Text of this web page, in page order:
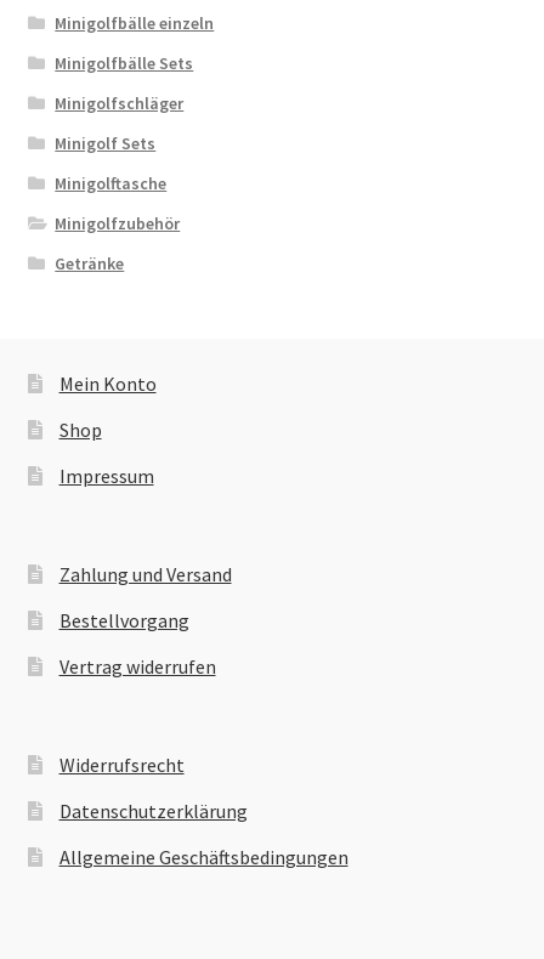
Minigolfbälle einzeln
Minigolfbälle Sets
Minigolfschläger
Minigolf Sets
Minigolftasche
Minigolfzubehör
Getränke
Mein Konto
Shop
Impressum
Zahlung und Versand
Bestellvorgang
Vertrag widerrufen
Widerrufsrecht
Datenschutzerklärung
Allgemeine Geschäftsbedingungen